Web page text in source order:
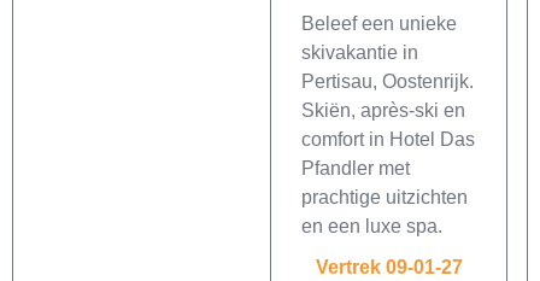
Beleef een unieke
skivakantie in
Pertisau, Oostenrijk.
Skiën, après-ski en
comfort in Hotel Das
Pfandler met
prachtige uitzichten
en een luxe spa.
Vertrek 09-01-27